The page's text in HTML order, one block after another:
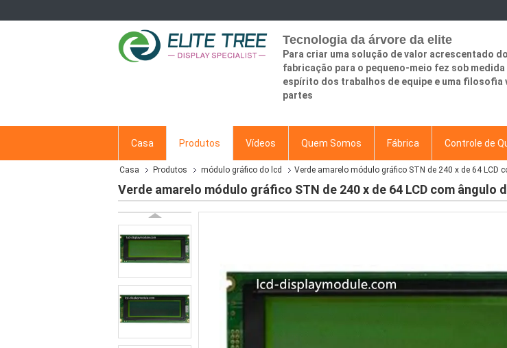
Tecnologia da árvore da elite
Para criar uma solução de valor acrescentado
fabricação para o pequeno-meio fez sob
espírito dos trabalhos de equipe e uma filosofia
partes
Casa Produtos Vídeos Quem Somos Fábrica Controle de
Casa Produtos módulo gráfico do lcd Verde amarelo módulo gráfico STN de 240 x de 64 LCD
Verde amarelo módulo gráfico STN de 240 x de 64 LCD com ângulo